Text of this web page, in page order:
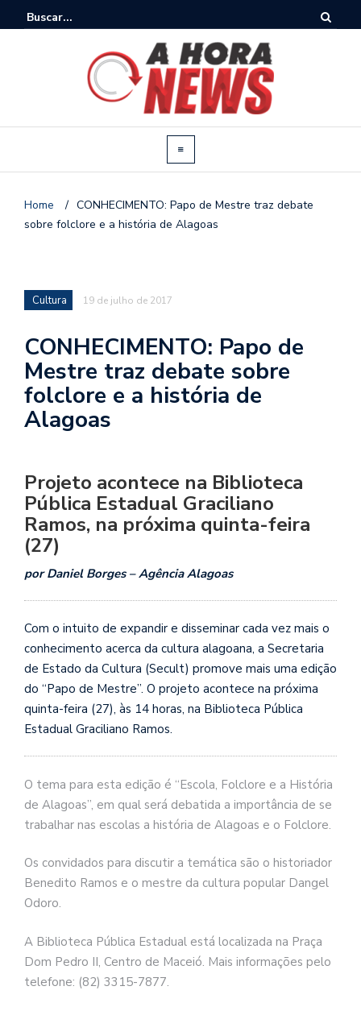
Home / CONHECIMENTO: Papo de Mestre traz debate
sobre folclore e a história de Alagoas
Cultura 19 de julho de 2017
CONHECIMENTO: Papo de
Mestre traz debate sobre
folclore e a história de
Alagoas
Projeto acontece na Biblioteca
Pública Estadual Graciliano
Ramos, na próxima quinta-feira
(27)
por Daniel Borges – Agência Alagoas
Com o intuito de expandir e disseminar cada vez mais o
conhecimento acerca da cultura alagoana, a Secretaria
de Estado da Cultura (Secult) promove mais uma edição
do “Papo de Mestre”. O projeto acontece na próxima
quinta-feira (27), às 14 horas, na Biblioteca Pública
Estadual Graciliano Ramos.
O tema para esta edição é “Escola, Folclore e a História
de Alagoas”, em qual será debatida a importância de se
trabalhar nas escolas a história de Alagoas e o Folclore.
Os convidados para discutir a temática são o historiador
Benedito Ramos e o mestre da cultura popular Dangel
Odoro.
A Biblioteca Pública Estadual está localizada na Praça
Dom Pedro II, Centro de Maceió. Mais informações pelo
telefone: (82) 3315-7877.